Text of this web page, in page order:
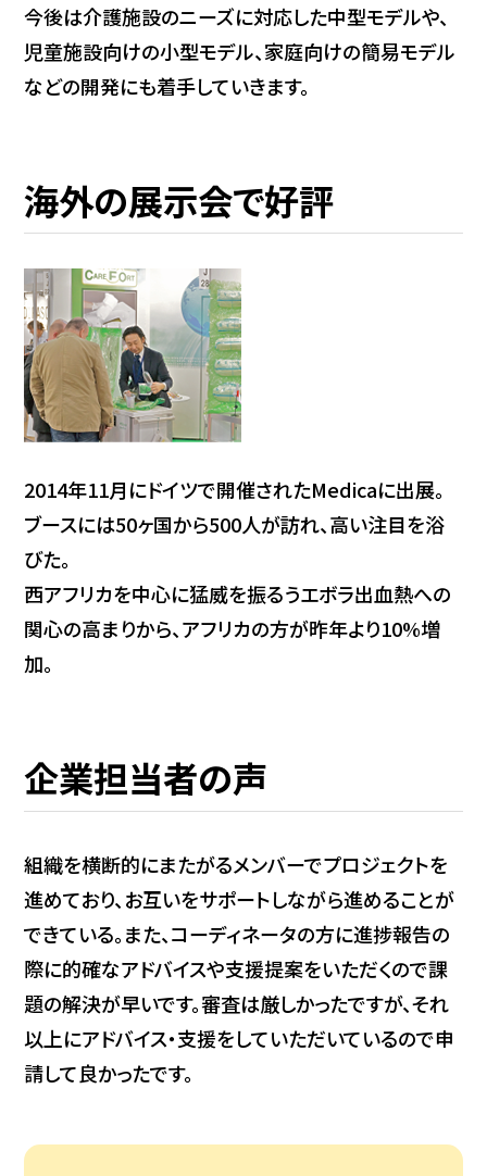
今後は介護施設のニーズに対応した中型モデルや、
児童施設向けの小型モデル、家庭向けの簡易モデル
などの開発にも着手していきます。
海外の展示会で好評
2014年11月にドイツで開催されたMedicaに出展。
ブースには50ヶ国から500人が訪れ、高い注目を浴
びた。
西アフリカを中心に猛威を振るうエボラ出血熱への
関心の高まりから、アフリカの方が昨年より10%増
加。
企業担当者の声
組織を横断的にまたがるメンバーでプロジェクトを
進めており、お互いをサポートしながら進めることが
できている。また、コーディネータの方に進捗報告の
際に的確なアドバイスや支援提案をいただくので課
題の解決が早いです。審査は厳しかったですが、それ
以上にアドバイス・支援をしていただいているので申
請して良かったです。